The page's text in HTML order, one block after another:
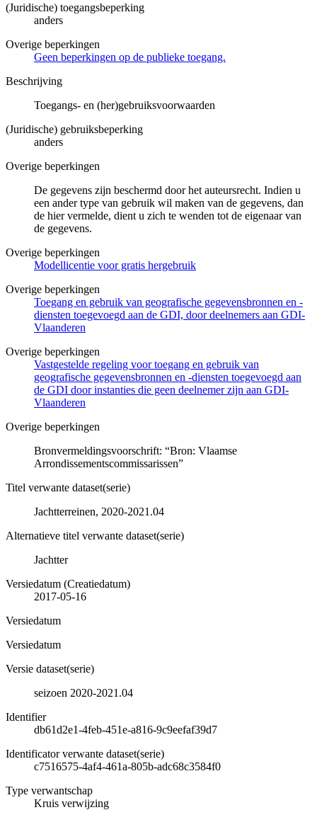
(Juridische) toegangsbeperking
anders
Overige beperkingen
Geen beperkingen op de publieke toegang.
Beschrijving
Toegangs- en (her)gebruiksvoorwaarden
(Juridische) gebruiksbeperking
anders
Overige beperkingen
De gegevens zijn beschermd door het auteursrecht. Indien u
een ander type van gebruik wil maken van de gegevens, dan
de hier vermelde, dient u zich te wenden tot de eigenaar van
de gegevens.
Overige beperkingen
Modellicentie voor gratis hergebruik
Overige beperkingen
Toegang en gebruik van geografische gegevensbronnen en -
diensten toegevoegd aan de GDI, door deelnemers aan GDI-
Vlaanderen
Overige beperkingen
Vastgestelde regeling voor toegang en gebruik van
geografische gegevensbronnen en -diensten toegevoegd aan
de GDI door instanties die geen deelnemer zijn aan GDI-
Vlaanderen
Overige beperkingen
Bronvermeldingsvoorschrift: “Bron: Vlaamse
Arrondissementscommissarissen”
Titel verwante dataset(serie)
Jachtterreinen, 2020-2021.04
Alternatieve titel verwante dataset(serie)
Jachtter
Versiedatum (Creatiedatum)
2017-05-16
Versiedatum
Versiedatum
Versie dataset(serie)
seizoen 2020-2021.04
Identifier
db61d2e1-4feb-451e-a816-9c9eefaf39d7
Identificator verwante dataset(serie)
c7516575-4af4-461a-805b-adc68c3584f0
Type verwantschap
Kruis verwijzing